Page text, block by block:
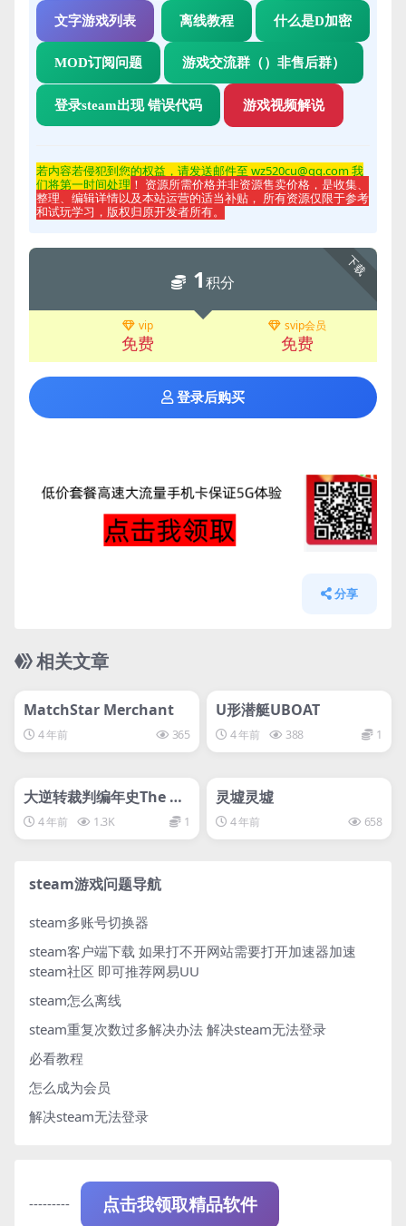
文字游戏列表 离线教程 什么是D加密
MOD订阅问题 游戏交流群（）非售后群）
登录steam出现 错误代码 游戏视频解说
若内容若侵犯到您的权益，请发送邮件至 wz520cu@qq.com 我
们将第一时间处理 ！ 资源所需价格并非资源售卖价格，是收集、
整理、编辑详情以及本站运营的适当补贴， 所有资源仅限于参考
和试玩学习，版权归原开发者所有。
下载
1积分
vip
免费
svip会员
免费
登录后购买
分享
相关文章
MatchStar Merchant
4 年前 365
U形潜艇UBOAT
4 年前 388 1
svip专属
大逆转裁判编年史The Gr
eat Ace Attorney Chro
nicles
4 年前 1.3K 1
灵墟灵墟
4 年前 658
steam游戏问题导航
steam多账号切换器
steam客户端下载 如果打不开网站需要打开加速器加速
steam社区 即可推荐网易UU
steam怎么离线
steam重复次数过多解决办法 解决steam无法登录
必看教程
怎么成为会员
解决steam无法登录
--------- 点击我领取精品软件